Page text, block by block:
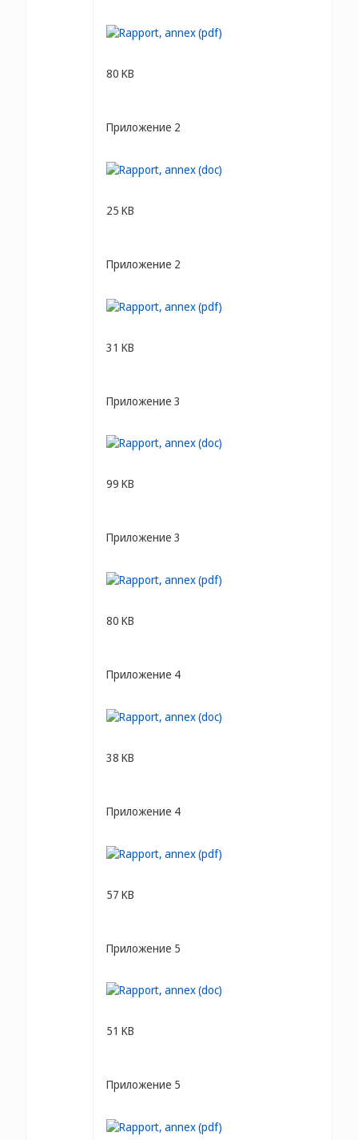
80 KB
Приложение 2
25 KB
Приложение 2
31 KB
Приложение 3
99 KB
Приложение 3
80 KB
Приложение 4
38 KB
Приложение 4
57 KB
Приложение 5
51 KB
Приложение 5